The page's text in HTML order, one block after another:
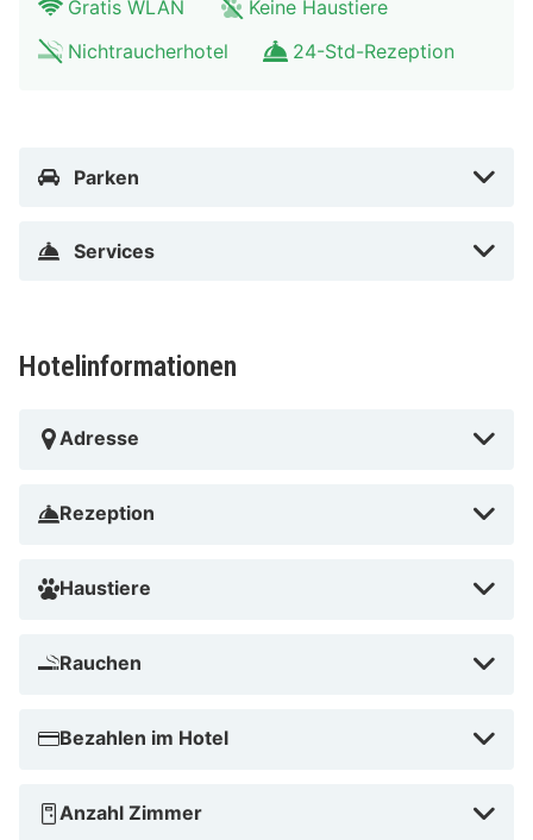
Gratis WLAN
Keine Haustiere
Nichtraucherhotel
24-Std-Rezeption
Parken
Services
Hotelinformationen
Adresse
Rezeption
Haustiere
Rauchen
Bezahlen im Hotel
Anzahl Zimmer